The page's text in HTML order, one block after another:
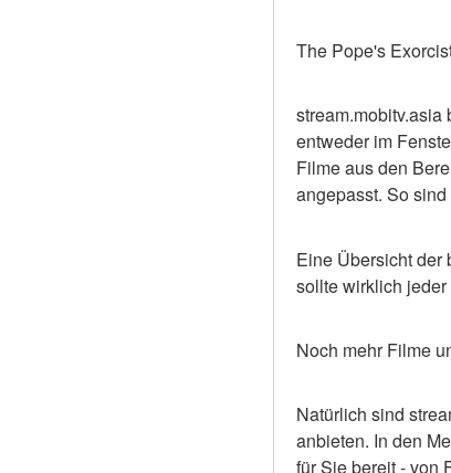
The Pope's
entweder im
Filme aus den
angepasst. So
Eine Übersicht der
sollte wirklich
Noch mehr Filme
Natürlich sind
anbieten. In den
für Sie bereit - von